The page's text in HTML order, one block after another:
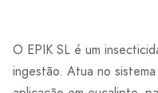
O EPIK SL é um
ingestão. Atua no